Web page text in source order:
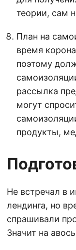
теории, сам
План на
время
поэтому
рассылка
могут
продукты,
Не встречал в
лендинга, но
спрашивали
Значит на